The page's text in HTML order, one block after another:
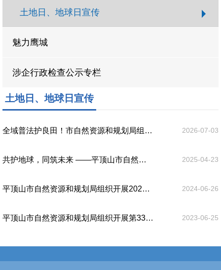
土地日、地球日宣传
魅力鹰城
涉企行政检查公示专栏
土地日、地球日宣传
全域普法护良田！市自然资源和规划局组织开展第36个全国“土地日”宣传活动 2026-07-03
共护地球，同筑未来 ——平顶山市自然资源和规划局湛河分局邀您共赴世界地球日之约 2025-04-23
平顶山市自然资源和规划局组织开展2024年全国“土地日”宣传活动 2024-06-26
平顶山市自然资源和规划局组织开展第33个“全国土地日”宣传活动 2023-06-25